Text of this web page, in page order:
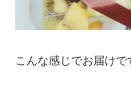
こんな感じでお届けで